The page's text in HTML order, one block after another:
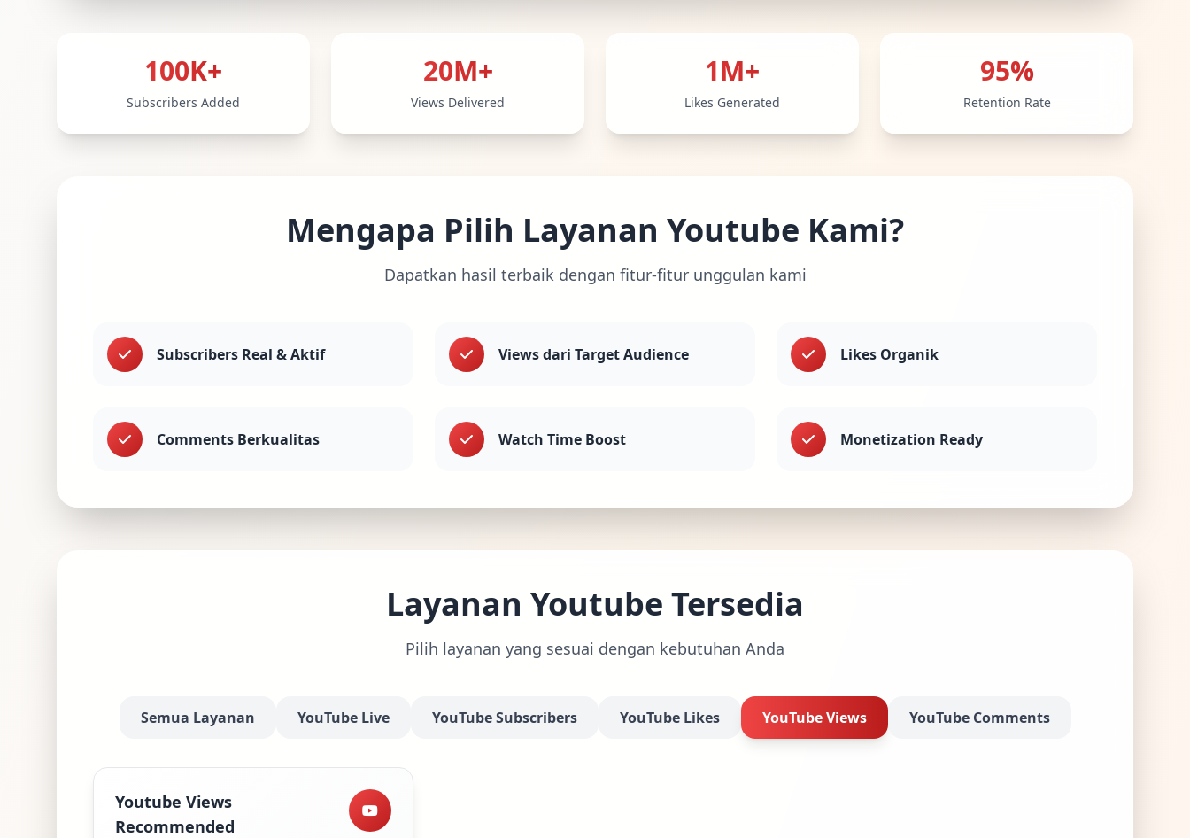
100K+
Subscribers Added
20M+
Views Delivered
1M+
Likes Generated
95%
Retention Rate
Mengapa Pilih Layanan Youtube Kami?
Dapatkan hasil terbaik dengan fitur-fitur unggulan kami
Subscribers Real & Aktif Views dari Target Audience Likes Organik
Comments Berkualitas Watch Time Boost Monetization Ready
Layanan Youtube Tersedia
Pilih layanan yang sesuai dengan kebutuhan Anda
Semua Layanan YouTube Live YouTube Subscribers YouTube Likes YouTube Views YouTube Comments
Youtube Views
Recommended